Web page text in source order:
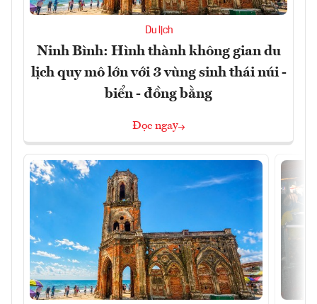
Du lịch
Ninh Bình: Hình thành không gian du
lịch quy mô lớn với 3 vùng sinh thái núi -
biển - đồng bằng
Đọc ngay